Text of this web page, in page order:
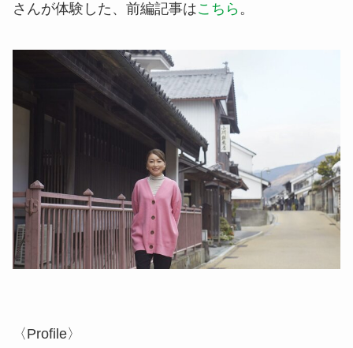
さんが体験した、前編記事はこちら。
〈Profile〉